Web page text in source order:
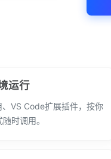
运行
VS Code扩展插件，按你
时调用。